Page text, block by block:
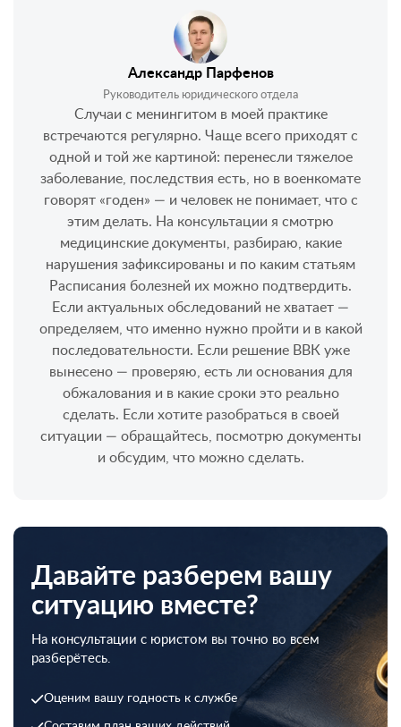
Александр Парфенов
Руководитель юридического отдела
Случаи с менингитом в моей практике
встречаются регулярно. Чаще всего приходят с
одной и той же картиной: перенесли тяжелое
заболевание, последствия есть, но в военкомате
говорят «годен» — и человек не понимает, что с
этим делать. На консультации я смотрю
медицинские документы, разбираю, какие
нарушения зафиксированы и по каким статьям
Расписания болезней их можно подтвердить.
Если актуальных обследований не хватает —
определяем, что именно нужно пройти и в какой
последовательности. Если решение ВВК уже
вынесено — проверяю, есть ли основания для
обжалования и в какие сроки это реально
сделать. Если хотите разобраться в своей
ситуации — обращайтесь, посмотрю документы
и обсудим, что можно сделать.
Давайте разберем вашу
ситуацию вместе?
На консультации с юристом вы точно во всем
разберётесь.
Оценим вашу годность к службе